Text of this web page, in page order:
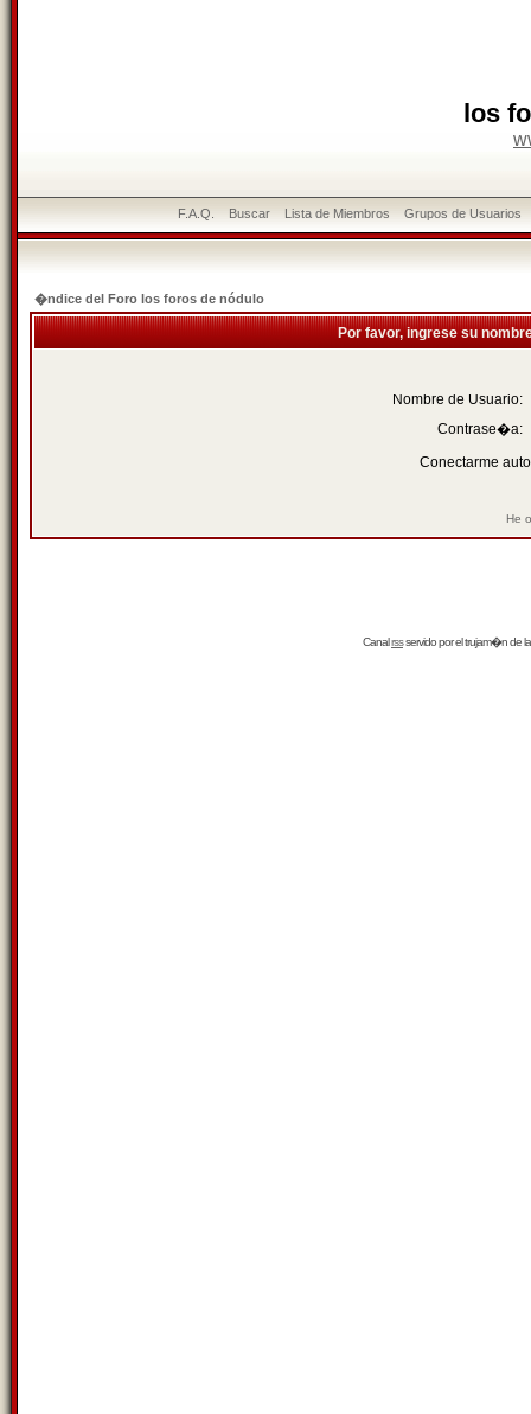
los
F.A.Q. Buscar Lista de Miembros Grupos de Usuarios
�ndice del Foro los foros de nódulo
Por favor, ingrese su
Nombre de Usuario:
Contrase�a:
Conectarme
He
Canalrssservido por eltrujam�nde